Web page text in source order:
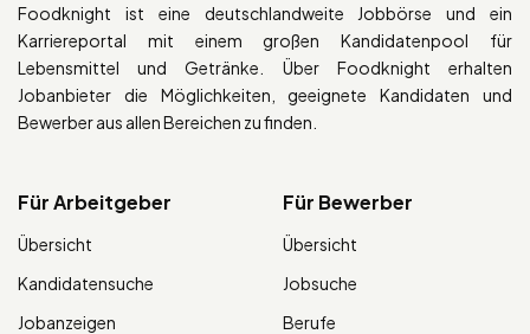
Foodknight ist eine deutschlandweite Jobbörse und ein
Karriereportal mit einem großen Kandidatenpool für
Lebensmittel und Getränke. Über Foodknight erhalten
Jobanbieter die Möglichkeiten, geeignete Kandidaten und
Bewerber aus allen Bereichen zu finden.
Für Arbeitgeber
Übersicht
Kandidatensuche
Jobanzeigen
Für Bewerber
Übersicht
Jobsuche
Berufe